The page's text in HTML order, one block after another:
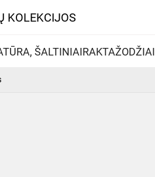
KOLEKCIJOS
ŠALTINIAIRAKTAŽODŽIAI